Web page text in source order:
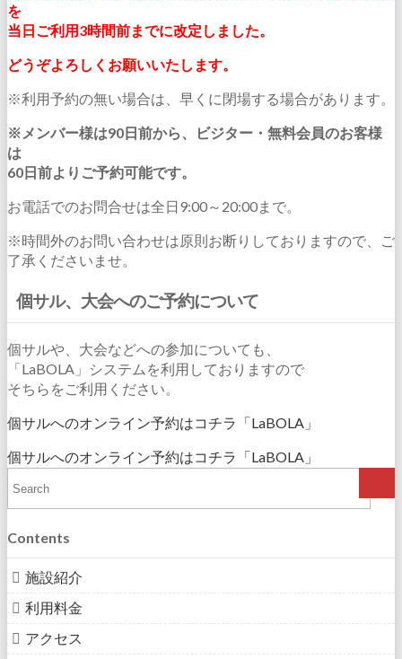
を
当日ご利用3時間前までに改定しました。
どうぞよろしくお願いいたします。
※利用予約の無い場合は、早くに閉場する場合があります。
※メンバー様は90日前から、ビジター・無料会員のお客様
は
60日前よりご予約可能です。
お電話でのお問合せは全日9:00～20:00まで。
※時間外のお問い合わせは原則お断りしておりますので、ご
了承くださいませ。
個サル、大会へのご予約について
個サルや、大会などへの参加についても、
「LaBOLA」システムを利用しておりますので
そちらをご利用ください。
個サルへのオンライン予約はコチラ「LaBOLA」
個サルへのオンライン予約はコチラ「LaBOLA」
Contents
施設紹介
利用料金
アクセス